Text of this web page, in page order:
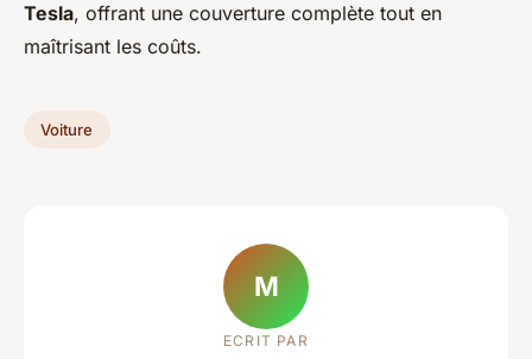
Tesla, offrant une couverture complète tout en
maîtrisant les coûts.
Voiture
M
ECRIT PAR